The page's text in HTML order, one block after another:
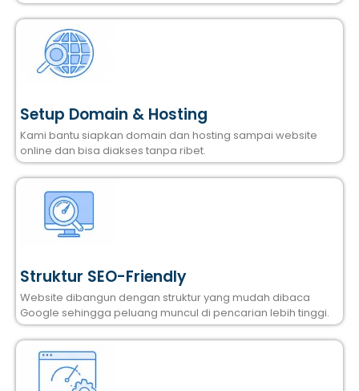
Setup Domain & Hosting
Kami bantu siapkan domain dan hosting sampai website
online dan bisa diakses tanpa ribet.
Struktur SEO-Friendly
Website dibangun dengan struktur yang mudah dibaca
Google sehingga peluang muncul di pencarian lebih tinggi.